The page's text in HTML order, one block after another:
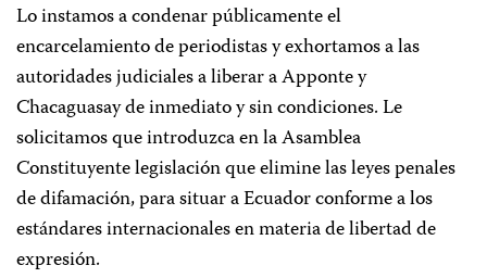
Lo instamos a condenar públicamente el
encarcelamiento de periodistas y exhortamos a las
autoridades judiciales a liberar a Apponte y
Chacaguasay de inmediato y sin condiciones. Le
solicitamos que introduzca en la Asamblea
Constituyente legislación que elimine las leyes penales
de difamación, para situar a Ecuador conforme a los
estándares internacionales en materia de libertad de
expresión.